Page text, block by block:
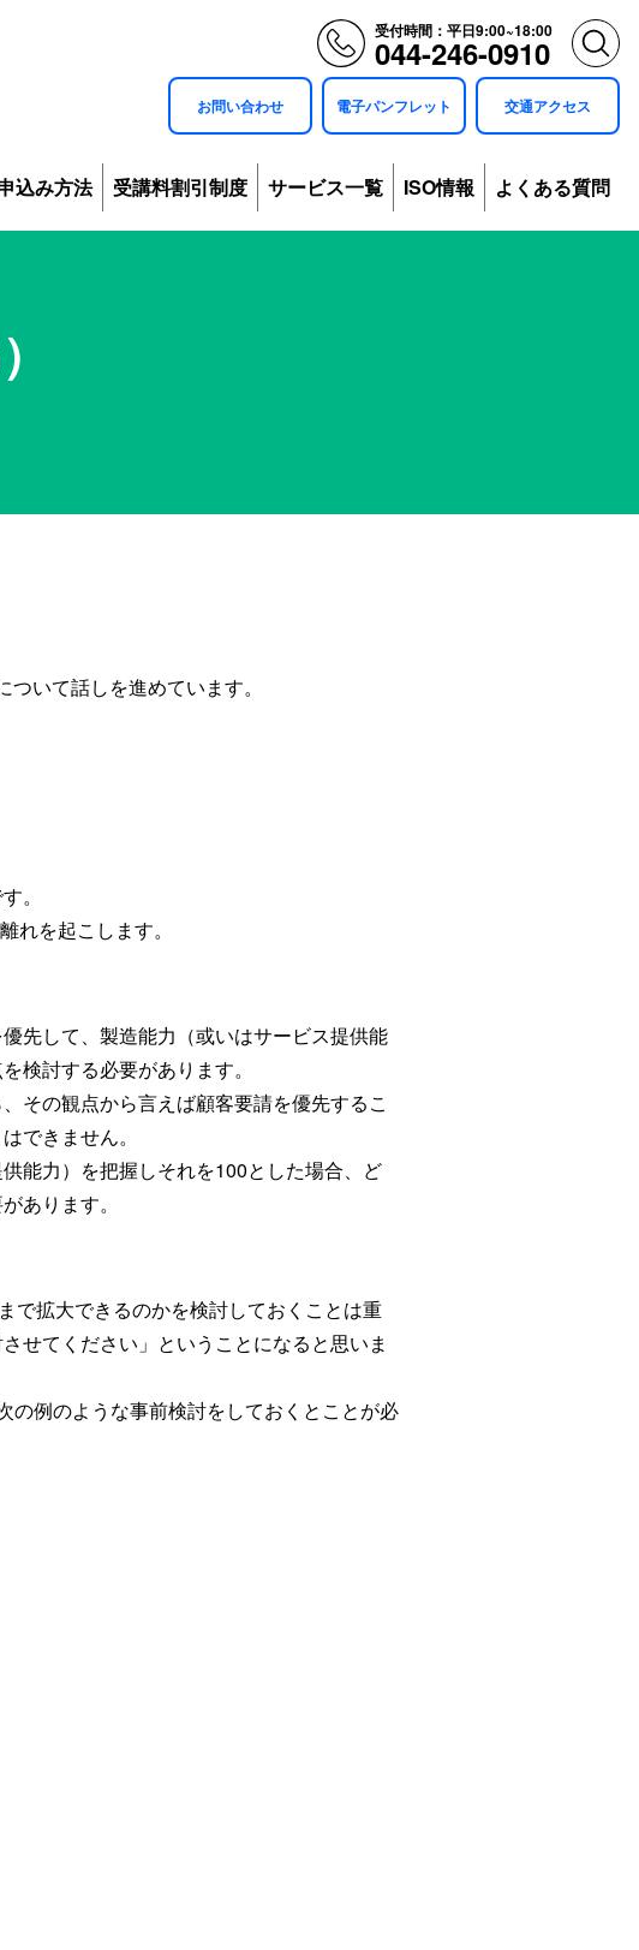
受付時間：平日9:00~18:00
044-246-0910
お問い合わせ 電子パンフレット 交通アクセス
込み方法 受講料割引制度 サービス一覧 ISO情報 よくある質問
いて話しを進めています。
。
れを起こします。
先して、製造能力（或いはサービス提供能
検討する必要があります。
その観点から言えば顧客要請を優先するこ
できません。
能力）を把握しそれを100とした場合、ど
あります。
で拡大できるのかを検討しておくことは重
せてください」ということになると思いま
の例のような事前検討をしておくとことが必